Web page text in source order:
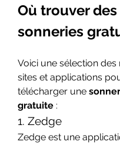
Où trouver des
sonneries
Voici une sélection des
sites et applications
télécharger une
gratuite :
1. Zedge
Zedge est une